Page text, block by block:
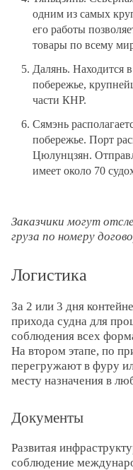
одним из самых
его работы
товары по всему
Далянь. Находится
побережье,
части КНР.
Сямэнь
побережье. Порт
Цюлунцзян.
имеет около 70
Заказчики могут
груза по номеру
Логистика
За 2 или 3 дня
прихода судна для
соблюдения всех
На втором этапе, по
перегружают в фуру
месту назначения в
Документы
Развитая
соблюдение